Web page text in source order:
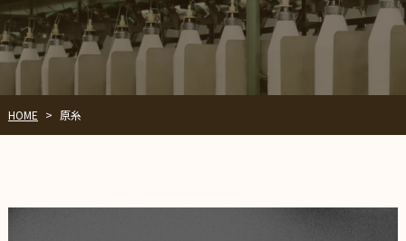
HOME > 原糸